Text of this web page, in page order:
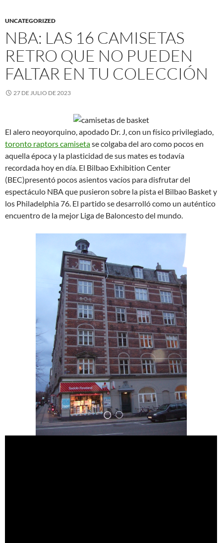
UNCATEGORIZED
NBA: LAS 16 CAMISETAS
RETRO QUE NO PUEDEN
FALTAR EN TU COLECCIÓN
27 DE JULIO DE 2023
El alero neoyorquino, apodado Dr. J, con un físico privilegiado,
toronto raptors camisetase colgaba del aro como pocos en
aquella época y la plasticidad de sus mates es todavía
recordada hoy en día. El Bilbao Exhibition Center
(BEC)presentó pocos asientos vacíos para disfrutar del
espectáculo NBA que pusieron sobre la pista el Bilbao Basket y
los Philadelphia 76. El partido se desarrolló como un auténtico
encuentro de la mejor Liga de Baloncesto del mundo.